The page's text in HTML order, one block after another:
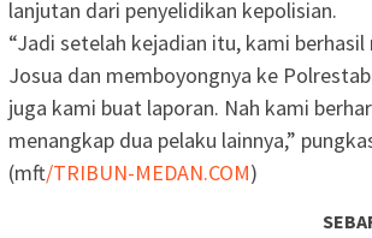
lanjutan dari penyelidikan kepolisian.
“Jadi setelah kejadian itu, kami
Josua dan memboyongnya ke
juga kami buat laporan. Nah kami
menangkap dua pelaku lainnya,”
(mft/TRIBUN-MEDAN.COM)